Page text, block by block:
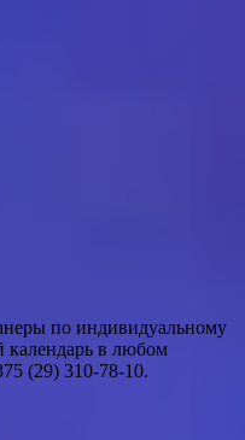
по индивидуальному
календарь в любом
(29) 310-78-10.